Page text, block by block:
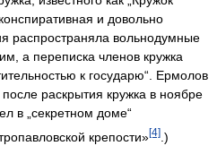
и довольно
распространяла вольнодумные
а переписка членов кружка
к государю“. Ермолов
раскрытия кружка в ноябре
в „секретном доме“
крепости»[4] .)